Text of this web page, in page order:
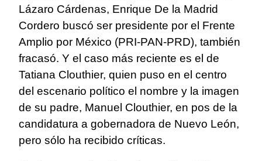
Lázaro Cárdenas, Enrique De la Madrid
Cordero buscó ser presidente por el Frente
Amplio por México (PRI-PAN-PRD), también
fracasó. Y el caso más reciente es el de
Tatiana Clouthier, quien puso en el centro
del escenario político el nombre y la imagen
de su padre, Manuel Clouthier, en pos de la
candidatura a gobernadora de Nuevo León,
pero sólo ha recibido críticas.